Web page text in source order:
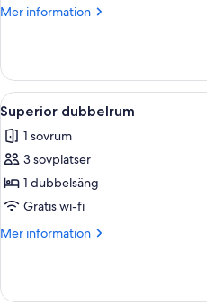
Mer information
Mer
trippelrum
Öppna
alla
foton
för
Superior
dubbelrum
4
Superior dubbelrum
1 sovrum
3 sovplatser
1 dubbelsäng
Gratis wi-fi
Mer information
Mer
dubbelrum